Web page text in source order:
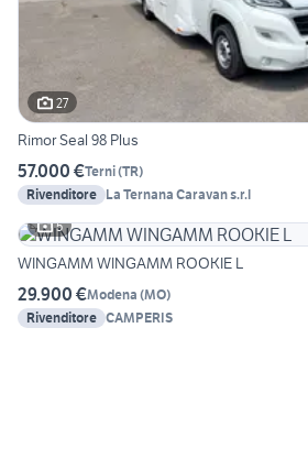
27
Rimor Seal 98 Plus
57.000 €Terni(TR)
Rivenditore La Ternana Caravan s.r.l
5
WINGAMM WINGAMM ROOKIE L
29.900 €Modena (MO)
Rivenditore CAMPERIS